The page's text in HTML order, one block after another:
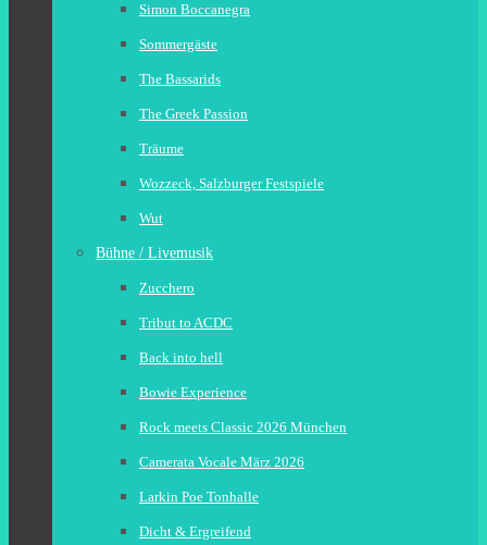
Simon Boccanegra
Sommergäste
The Bassarids
The Greek Passion
Träume
Wozzeck, Salzburger Festspiele
Wut
Bühne / Livemusik
Zucchero
Tribut to ACDC
Back into hell
Bowie Experience
Rock meets Classic 2026 München
Camerata Vocale März 2026
Larkin Poe Tonhalle
Dicht & Ergreifend